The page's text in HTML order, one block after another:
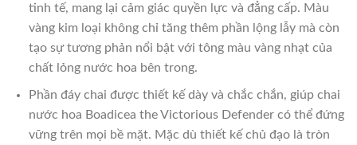
tinh tế, mang lại cảm giác quyền lực và đẳng cấp. Màu
vàng kim loại không chỉ tăng thêm phần lộng lẫy mà còn
tạo sự tương phản nổi bật với tông màu vàng nhạt của
chất lỏng nước hoa bên trong.
Phần đáy chai được thiết kế dày và chắc chắn, giúp chai
nước hoa Boadicea the Victorious Defender có thể đứng
vững trên mọi bề mặt. Mặc dù thiết kế chủ đạo là tròn